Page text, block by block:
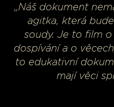
„Náš dokument
agitka, která
soudy. Je to film
dospívání a o
to edukativní
mají věci